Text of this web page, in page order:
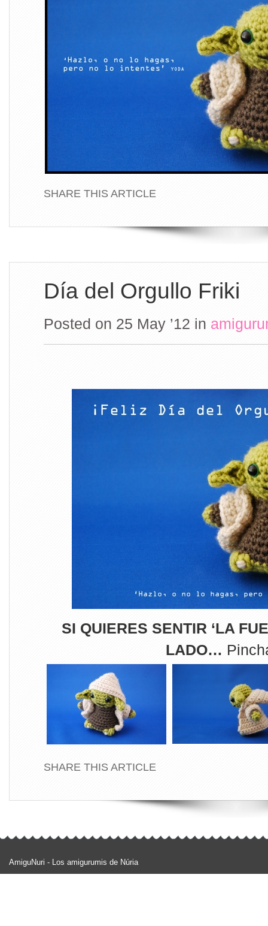
SHARE THIS ARTICLE
Día del Orgullo Friki
Posted on 25 May ’12 in
SI QUIERES SENTIR ‘LA
LADO…
SHARE THIS ARTICLE
AmiguNuri - Los amigurumis de Núria